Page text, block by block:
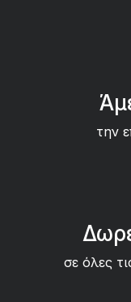
την
σε όλες